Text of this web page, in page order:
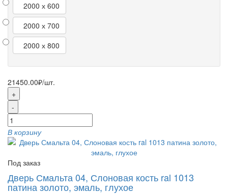
2000 х 600
2000 х 700
2000 х 800
21450.00₽/шт.
+
-
В корзину
Под заказ
Дверь Смальта 04, Слоновая кость ral 1013
патина золото, эмаль, глухое